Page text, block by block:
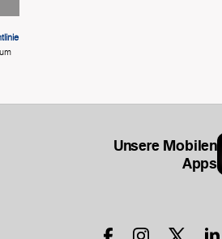
Unsere Mobilen
Apps